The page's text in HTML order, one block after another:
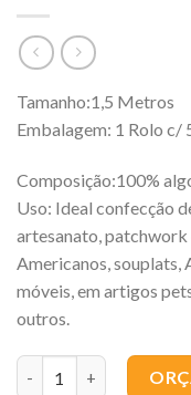
Tamanho:1,5 Metros
Embalagem: 1 Rolo c/
Composição:100%
Uso: Ideal confecção
artesanato, patchwork
Americanos, souplats,
móveis, em artigos
outros.